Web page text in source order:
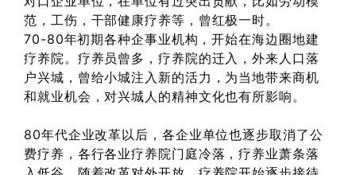
范，工伤，干部健康疗养等，曾红极一时。
70-80年初期各种企事业机构，开始在海边圈地建
疗养院。疗养员曾多，疗养院的迁入，外来人口落
户兴城，曾给小城注入新的活力，为当地带来商机
和就业机会，对兴城人的精神文化也有所影响。
80年代企业改革以后，各企业单位也逐步取消了公
费疗养，各行各业疗养院门庭冷落，疗养业萧条落